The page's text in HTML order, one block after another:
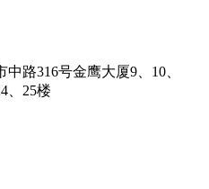
路316号金鹰大厦9、10、
、25楼